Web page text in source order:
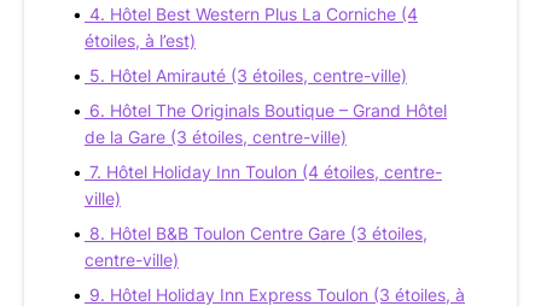
4. Hôtel Best Western Plus La Corniche (4
étoiles, à l’est)
5. Hôtel Amirauté (3 étoiles, centre-ville)
6. Hôtel The Originals Boutique – Grand Hôtel
de la Gare (3 étoiles, centre-ville)
7. Hôtel Holiday Inn Toulon (4 étoiles, centre-
ville)
8. Hôtel B&B Toulon Centre Gare (3 étoiles,
centre-ville)
9. Hôtel Holiday Inn Express Toulon (3 étoiles, à